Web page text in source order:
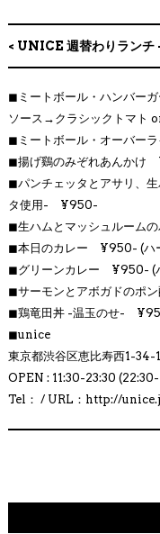
< UNICE 週替わりランチ
◼︎ ミートボール・ハンバー
ソース→クラシックトマト
◼︎ ミートボール・オーバー
◼︎揚げ鷄のみぞれあんかけ
◼︎パンチェッタとアサリ、
タ使用- ¥950-
◼︎生ハムとマッシュルームの
◼︎本日のカレー ¥950- (ハ
◼︎グリーンカレー ¥950- (
◼︎サーモンとアボガドのポ
◼︎鶏竜田丼 -温玉のせ-
◼︎unice
東京都渋谷区恵比寿西1-
OPEN : 11:30-23:30
Tel： / URL：http://